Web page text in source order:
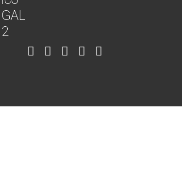
Item Item Item Item